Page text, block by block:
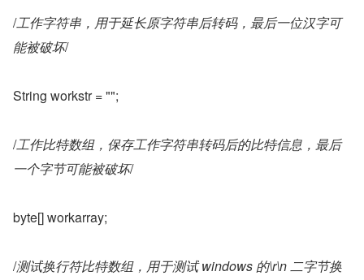
/工作字符串，用于延长原字符串后转码，最后一位汉字可
能被破坏/
String workstr = "";
/工作比特数组，保存工作字符串转码后的比特信息，最后
一个字节可能被破坏/
byte[] workarray;
/测试换行符比特数组，用于测试 windows 的\r\n 二字节换